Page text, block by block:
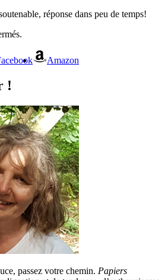
réponse dans peu de temps!
Amazon
!
passez votre chemin. Papiers